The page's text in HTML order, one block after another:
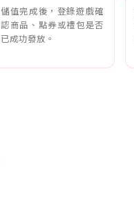
儲值完成後，登錄遊戲確
認商品、點券或禮包是否
已成功發放。